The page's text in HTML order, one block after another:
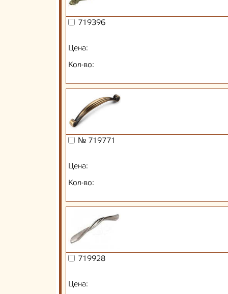
719396
Цена:
Кол-во:
№ 719771
Цена:
Кол-во:
719928
Цена: